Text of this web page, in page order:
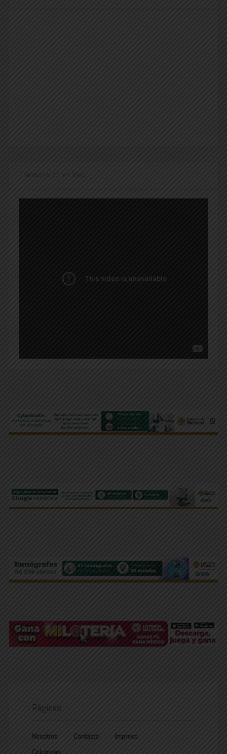
Transmisión en Vivo
Páginas
Nosotros Contacto
Impreso
Columnas